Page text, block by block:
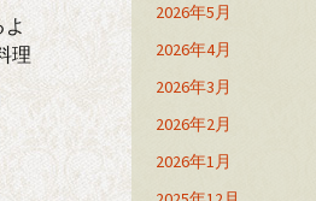
理
2026年5月
2026年4月
2026年3月
2026年2月
2026年1月